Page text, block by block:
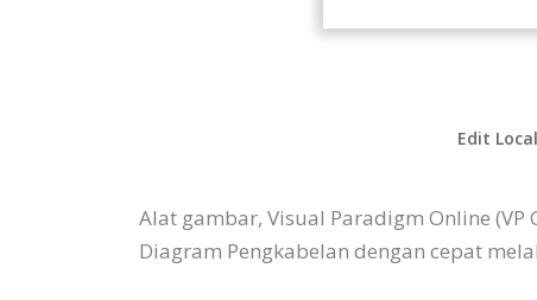
Edit
Alat gambar, Visual Paradigm Online
Diagram Pengkabelan dengan cepat